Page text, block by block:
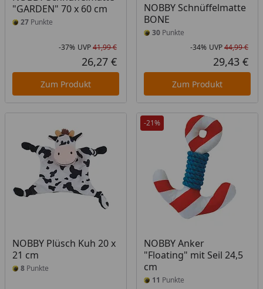
"GARDEN" 70 x 60 cm
27 Punkte
Rabatt in Prozent
-37%
Ursprünglicher Preis
UVP41,99 €
Aktueller Preis
26,27 €
Zum Produkt
NOBBY Schnüffelmatte
BONE
30Punkte
-34% UVP44,99 €
29,43 €
Zum Produkt
NOBBY Plüsch Kuh 20 x
21 cm
8 Punkte
-21%
NOBBY Anker
"Floating" mit Seil 24,5
cm
11 Punkte